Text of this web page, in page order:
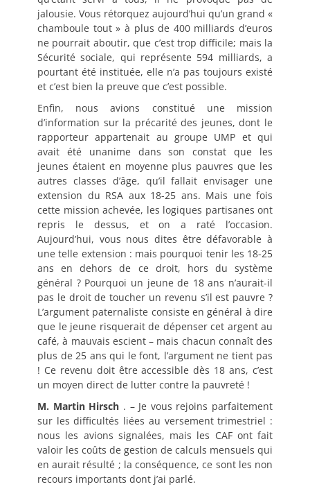
jalousie. Vous rétorquez aujourd’hui qu’un grand «
chamboule tout » à plus de 400 milliards d’euros
ne pourrait aboutir, que c’est trop difficile; mais la
Sécurité sociale, qui représente 594 milliards, a
pourtant été instituée, elle n’a pas toujours existé
et c’est bien la preuve que c’est possible.
Enfin, nous avions constitué une mission
d’information sur la précarité des jeunes, dont le
rapporteur appartenait au groupe UMP et qui
avait été unanime dans son constat que les
jeunes étaient en moyenne plus pauvres que les
autres classes d’âge, qu’il fallait envisager une
extension du RSA aux 18-25 ans. Mais une fois
cette mission achevée, les logiques partisanes ont
repris le dessus, et on a raté l’occasion.
Aujourd’hui, vous nous dites être défavorable à
une telle extension : mais pourquoi tenir les 18-25
ans en dehors de ce droit, hors du système
général ? Pourquoi un jeune de 18 ans n’aurait-il
pas le droit de toucher un revenu s’il est pauvre ?
L’argument paternaliste consiste en général à dire
que le jeune risquerait de dépenser cet argent au
café, à mauvais escient – mais chacun connaît des
plus de 25 ans qui le font, l’argument ne tient pas
! Ce revenu doit être accessible dès 18 ans, c’est
un moyen direct de lutter contre la pauvreté !
M. Martin Hirsch . – Je vous rejoins parfaitement
sur les difficultés liées au versement trimestriel :
nous les avions signalées, mais les CAF ont fait
valoir les coûts de gestion de calculs mensuels qui
en aurait résulté ; la conséquence, ce sont les non
recours importants dont j’ai parlé.